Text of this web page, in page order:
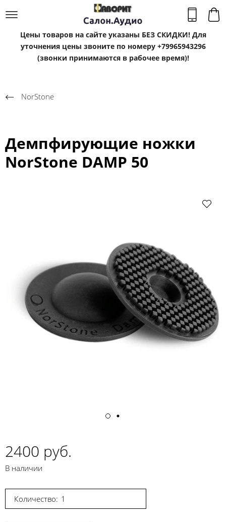
Цены товаров на сайте указаны БЕЗ СКИДКИ! Для
уточнения цены звоните по номеру +79965943296
(звонки принимаются в рабочее время)!
NorStone
Демпфирующие ножки
NorStone DAMP 50
2400 руб.
В наличии
Количество: